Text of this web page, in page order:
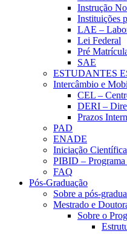
Instrução
Instituições
LAE –
Lei Federal
Pré
SAE
ESTUDANTES
Intercâmbio e
CEL –
DERI –
Prazos
PAD
ENADE
Iniciação Científica
PIBID – Programa
FAQ
Pós-Graduação
Sobre a pós-
Mestrado e
Sobre o